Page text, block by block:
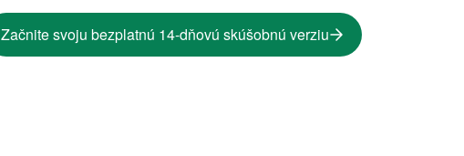
Začnite svoju bezplatnú 14-dňovú skúšobnú verziu